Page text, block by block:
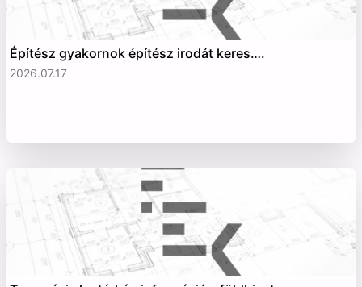
Építész gyakornok építész irodát keres….
2026.07.17